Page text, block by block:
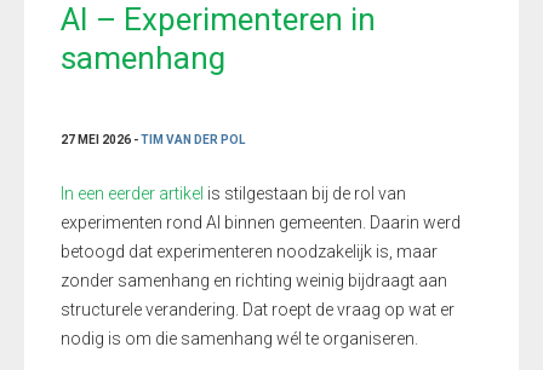
AI – Experimenteren in
samenhang
27 MEI 2026 -TIM VAN DER POL
In een eerder artikel is stilgestaan bij de rol van
experimenten rond AI binnen gemeenten. Daarin werd
betoogd dat experimenteren noodzakelijk is, maar
zonder samenhang en richting weinig bijdraagt aan
structurele verandering. Dat roept de vraag op wat er
nodig is om die samenhang wél te organiseren.